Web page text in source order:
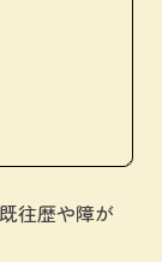
往歴や障が